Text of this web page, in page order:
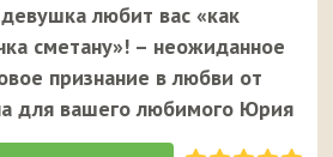
на телефон вашему любимому
случай, когда звонок от
вызывает улыбку у вашего
любит вас «как
сметану»! – неожиданное
признание в любви от
для вашего любимого Юрия